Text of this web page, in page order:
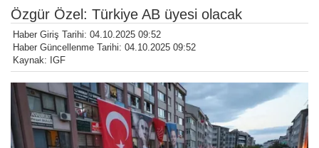
Özgür Özel: Türkiye AB üyesi olacak
Haber Giriş Tarihi: 04.10.2025 09:52
Haber Güncellenme Tarihi: 04.10.2025 09:52
Kaynak: IGF